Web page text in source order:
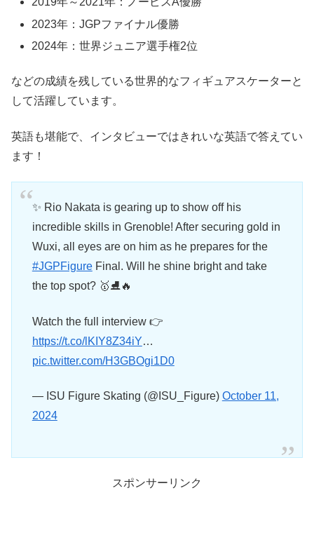
2023年：JGPファイナル優勝
2024年：世界ジュニア選手権2位
などの成績を残している世界的なフィギュアスケーターと
して活躍しています。
英語も堪能で、インタビューではきれいな英語で答えてい
ます！
✨ Rio Nakata is gearing up to show off his
incredible skills in Grenoble! After securing gold in
Wuxi, all eyes are on him as he prepares for the
#JGPFigureFinal. Will he shine bright and take
the top spot? 🥇⛸️🔥
Watch the full interview 👉
https://t.co/lKIY8Z34iY…
pic.twitter.com/H3GBOgi1D0
— ISU Figure Skating (@ISU_Figure) October 11,
2024
スポンサーリンク